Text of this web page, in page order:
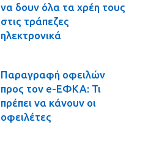
να δουν όλα τα χρέη τους
στις τράπεζες
ηλεκτρονικά
Παραγραφή οφειλών
προς τον e-ΕΦΚΑ: Τι
πρέπει να κάνουν οι
οφειλέτες